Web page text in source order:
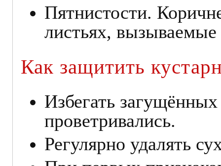
Пятнистости.
листьях,
Как защитить
Избегать
проветривались.
Регулярно удалять